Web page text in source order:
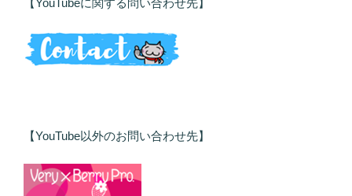
【YouTubeに関する問い合わせ先】
【YouTube以外のお問い合わせ先】